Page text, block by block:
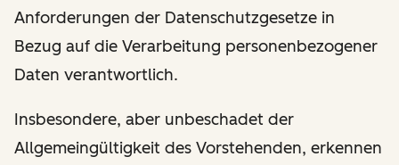
Anforderungen der Datenschutzgesetze in
Bezug auf die Verarbeitung personenbezogener
Daten verantwortlich.
Insbesondere, aber unbeschadet der
Allgemeingültigkeit des Vorstehenden, erkennen